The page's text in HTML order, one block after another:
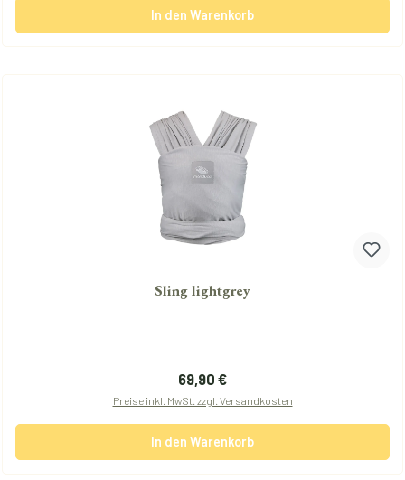
In den Warenkorb
Sling lightgrey
Regulärer Preis:
69,90 €
Preise inkl. MwSt. zzgl. Versandkosten
In den Warenkorb